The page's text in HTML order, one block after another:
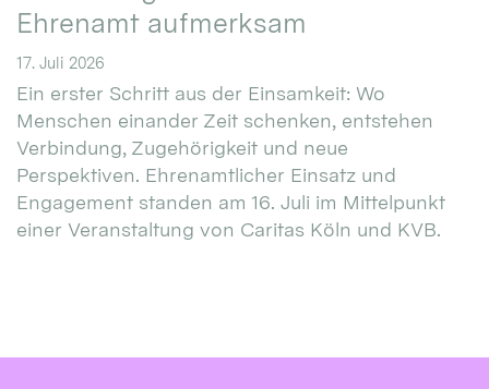
Ehrenamt aufmerksam
17. Juli 2026
Ein erster Schritt aus der Einsamkeit: Wo
Menschen einander Zeit schenken, entstehen
Verbindung, Zugehörigkeit und neue
Perspektiven. Ehrenamtlicher Einsatz und
Engagement standen am 16. Juli im Mittelpunkt
einer Veranstaltung von Caritas Köln und KVB.